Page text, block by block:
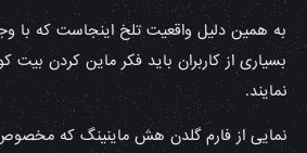
به همین دلیل واقعیت تلخ اینجاست که با
بسیاری از کاربران باید فکر ماین کردن بیت
نمایند.
نمایی از فارم گلدن هش ماینینگ که